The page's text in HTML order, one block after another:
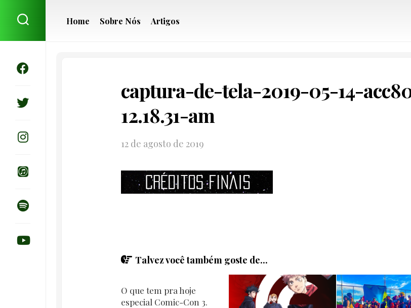
content
Home Sobre Nós Artigos
captura-de-tela-2019-05-14-
12.18.31-am
12 de agosto de 2019
Talvez você também goste de...
O que tem pra hoje
especial Comic-Con 3.